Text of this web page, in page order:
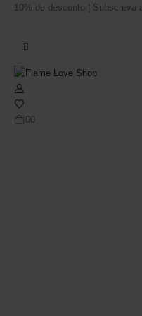
10% de desconto | Subscreva
00